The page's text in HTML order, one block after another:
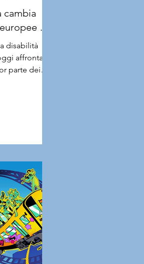
cambia
e
disabilità
affrontare
parte dei
di
avesse